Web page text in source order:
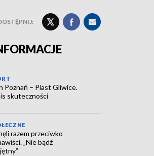
Poznań – Piast Gliwice.
skuteczności
razem przeciwko
„Nie bądź